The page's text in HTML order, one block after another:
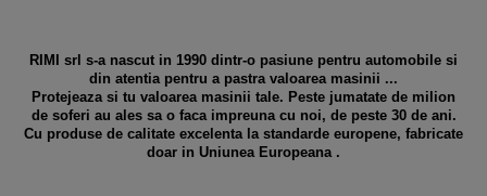
RIMI srl s-a nascut in 1990 dintr-o pasiune pentru automobile si
din atentia pentru a pastra valoarea masinii ...
Protejeaza si tu valoarea masinii tale. Peste jumatate de milion
de soferi au ales sa o faca impreuna cu noi, de peste 30 de ani.
Cu produse de calitate excelenta la standarde europene, fabricate
doar in Uniunea Europeana .